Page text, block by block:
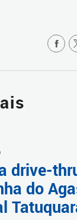
drive-
do